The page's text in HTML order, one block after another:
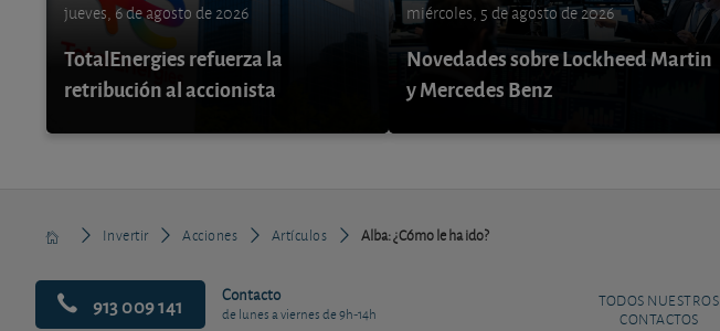
jueves, 6 de agosto de 2026
TotalEnergies refuerza la
retribución al accionista
miércoles, 5 de agosto de 2026
Novedades sobre Lockheed Martin
y Mercedes Benz
Invertir Acciones Artículos Alba: ¿Cómo le ha ido?
913 009 141 Contacto
de lunes a viernes de 9h-14h
TODOS NUESTROS
CONTACTOS